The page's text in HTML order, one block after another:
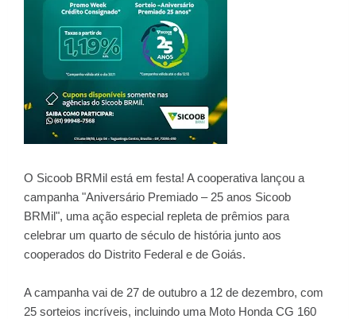
O Sicoob BRMil está em festa! A cooperativa lançou a
campanha "Aniversário Premiado – 25 anos Sicoob
BRMil", uma ação especial repleta de prêmios para
celebrar um quarto de século de história junto aos
cooperados do Distrito Federal e de Goiás.
A campanha vai de 27 de outubro a 12 de dezembro, com
25 sorteios incríveis, incluindo uma Moto Honda CG 160